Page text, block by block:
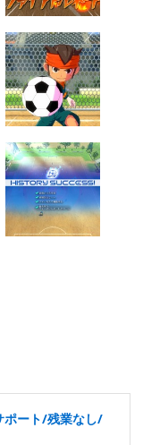
ポート/残業なし/